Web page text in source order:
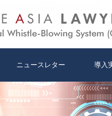
ニュースレター 導入